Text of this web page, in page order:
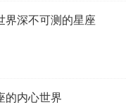
界深不可测的星座
的内心世界